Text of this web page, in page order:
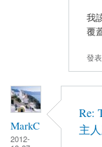
我
覆
發
MarkC
2012-
Re:
主